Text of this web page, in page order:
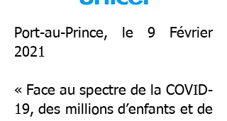
Port-au-Prince, le 9 Février
2021
« Face au spectre de la COVID-
19, des millions d’enfants et de